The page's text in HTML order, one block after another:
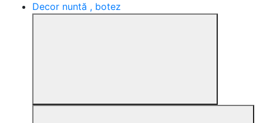
Decor nuntă , botez